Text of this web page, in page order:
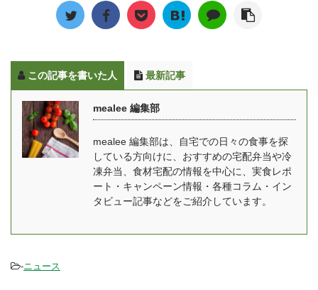
ど健康に気を遣った食材
ばかりなので、妊娠中や
種類も多様化しており、
...
ルトレーナーや管理栄養
士の手厚いサポートを受
活習慣を改善し、理想の
体形を目指す手伝いをす
るためのマンツーマンに
よるボディメイクの他に
も、もっと手軽にライザ
ップを体験できるように
オンラインショップも展
開しています。 関連記
事：サポートミールの開
の管理栄養士の方にイ ...
一番つらい家事といわれ
る「料理」の手間からマ
は生まれています。 冷凍
栄養面についても、妊娠
中・産後とでそれぞれ違
うメニューとなってお
り、健康面でもしっかり
来ます。 関連記事：
この記事を書いた人 最新記事
mealee 編集部
mealee 編集部は、自宅での日々の食事を探
している方向けに、おすすめの宅配弁当や冷
凍弁当、食材宅配の情報を中心に、実食レポ
ート・キャンペーン情報・各種コラム・イン
タビュー記事などをご紹介しています。
-ニュース